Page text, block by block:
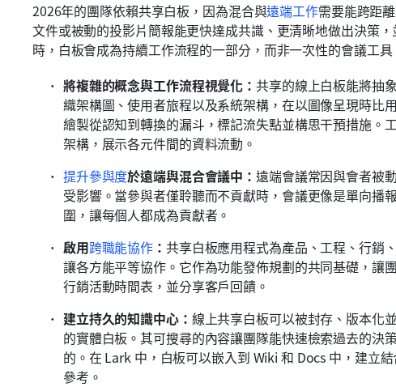
2026年的團隊依賴共享白板，因為混合與遠端工作需要能跨距
文件或被動的投影片簡報能更快達成共識、更清晰地做出決策
時，白板會成為持續工作流程的一部分，而非一次性的會議工具
將複雜的概念與工作流程視覺化：共享的線上白板能將抽
織架構圖、使用者旅程以及系統架構，在以圖像呈現時比
繪製從認知到轉換的漏斗，標記流失點並構思干預措施。
架構，展示各元件間的資料流動。
提升參與度於遠端與混合會議中：遠端會議常因與會者被
受影響。當參與者僅聆聽而不貢獻時，會議更像是單向播
圍，讓每個人都成為貢獻者。
啟用跨職能協作 ： 共享白板應用程式為產品、工程、行銷
讓各方能平等協作。它作為功能發佈規劃的共同基礎，讓
行銷活動時間表，並分享客戶回饋。
建立持久的知識中心： 線上共享白板可以被封存、版本化
的實體白板。其可搜尋的內容讓團隊能快速檢索過去的決
的。在 Lark 中，白板可以嵌入到 Wiki 和 Docs 中，建立
參考。